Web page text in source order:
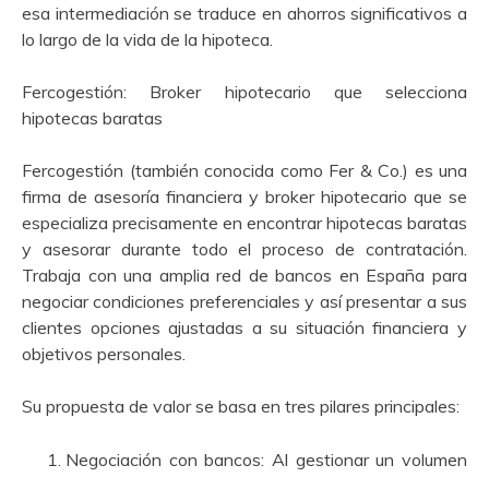
esa intermediación se traduce en ahorros significativos a
lo largo de la vida de la hipoteca.
Fercogestión: Broker hipotecario que selecciona
hipotecas baratas
Fercogestión (también conocida como Fer & Co.) es una
firma de asesoría financiera y broker hipotecario que se
especializa precisamente en encontrar hipotecas baratas
y asesorar durante todo el proceso de contratación.
Trabaja con una amplia red de bancos en España para
negociar condiciones preferenciales y así presentar a sus
clientes opciones ajustadas a su situación financiera y
objetivos personales.
Su propuesta de valor se basa en tres pilares principales:
Negociación con bancos: Al gestionar un volumen